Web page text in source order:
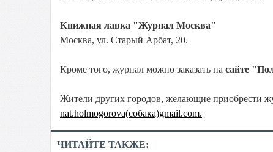
Книжная лавка "Журнал Москва"
Москва, ул. Старый Арбат, 20.
Кроме того, журнал можно заказать на сайте
Жители других городов, желающие приобрести
nat.holmogorova(собака)gmail.com.
ЧИТАЙТЕ ТАКЖЕ: